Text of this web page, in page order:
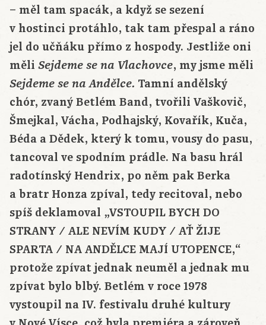
– měl tam spacák, a když se sezení
v hostinci protáhlo, tak tam přespal a ráno
jel do učňáku přímo z hospody. Jestliže oni
měli Sejdeme se na Vlachovce, my jsme měli
Sejdeme se na Andělce. Tamní andělský
chór, zvaný Betlém Band, tvořili Vaškovič,
Šmejkal, Vácha, Podhajský, Kovařík, Kuča,
Béda a Dědek, který k tomu, vousy do pasu,
tancoval ve spodním prádle. Na basu hrál
radotínský Hendrix, po něm pak Berka
a bratr Honza zpíval, tedy recitoval, nebo
spíš deklamoval „VSTOUPIL BYCH DO
STRANY / ALE NEVÍM KUDY / AŤ ŽIJE
SPARTA / NA ANDĚLCE MAJÍ UTOPENCE,“
protože zpívat jednak neuměl a jednak mu
zpívat bylo blbý. Betlém v roce 1978
vystoupil na IV. festivalu druhé kultury